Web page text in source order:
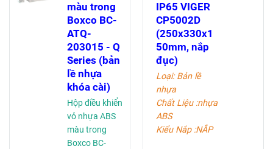
màu trong
Boxco BC-
ATQ-
203015 - Q
Series (bản
lề nhựa
khóa cài)
Hộp điều khiển
vỏ nhựa ABS
màu trong
Boxco BC-
IP65 VIGER
CP5002D
(250x330x1
50mm, nắp
đục)
Loại: Bản lề
nhựa
Chất Liệu :nhựa
ABS
Kiểu Nắp :NẮP